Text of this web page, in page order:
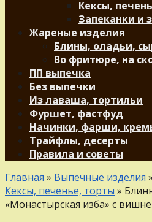
Кексы,
Запеканки и
Жареные изделия
Блины, оладьи,
Во фритюре, на
ПП выпечка
Без выпечки
Из лаваша, тортильи
Фуршет, фастфуд
Начинки, фарши,
Трайфлы, десерты
Правила и советы
Главная » Выпечные изделия »
Кексы, печенье, торты »
«Монастырская изба» с